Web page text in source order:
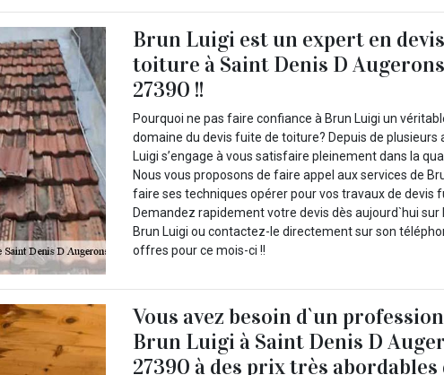
Brun Luigi est un expert en
toiture à Saint Denis D
27390 !!
Pourquoi ne pas faire confiance à Brun Luigi un
domaine du devis fuite de toiture? Depuis de plusieurs
Luigi s’engage à vous satisfaire pleinement dans la
Nous vous proposons de faire appel aux services de
faire ses techniques opérer pour vos travaux de devis
Demandez rapidement votre devis dès aujourd`hui sur
Brun Luigi ou contactez-le directement sur son
offres pour ce mois-ci !!
Vous avez besoin d`un
Brun Luigi à Saint Denis D
27390 à des prix très abordables